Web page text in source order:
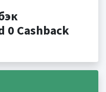
0 Cashback